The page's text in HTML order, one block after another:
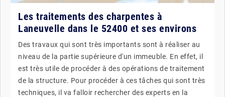
Les traitements des charpentes à
Laneuvelle dans le 52400 et ses environs
Des travaux qui sont très importants sont à réaliser au
niveau de la partie supérieure d'un immeuble. En effet, il
est très utile de procéder à des opérations de traitement
de la structure. Pour procéder à ces tâches qui sont très
techniques, il va falloir rechercher des experts en la